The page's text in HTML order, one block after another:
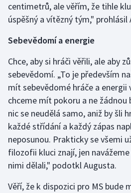
Ragby
Rychlobruslení
Rychlostní kanoistika
Short track
Sportovní střelba
Stolní tenis
Triatlon
Veslování
centimetrů, ale věřím, že tihle
úspěšný a vítězný tým," prohlásil
Sebevědomí a energie
Chce, aby si hráči věřili, ale aby
sebevědomí. „To je především
mít sebevědomé hráče a energii
chceme mít pokoru a ne
nic se neudělá samo, aniž by šli
každé střídání a každý zápas
neposunou. Prakticky se všemi
filozofii kluci znají, jen
nimi dělali," podotkl Augusta.
Věří, že k dispozici pro MS bude